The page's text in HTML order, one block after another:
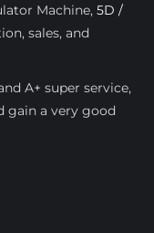
Machine, 5D /
sales, and
A+ super service,
gain a very good